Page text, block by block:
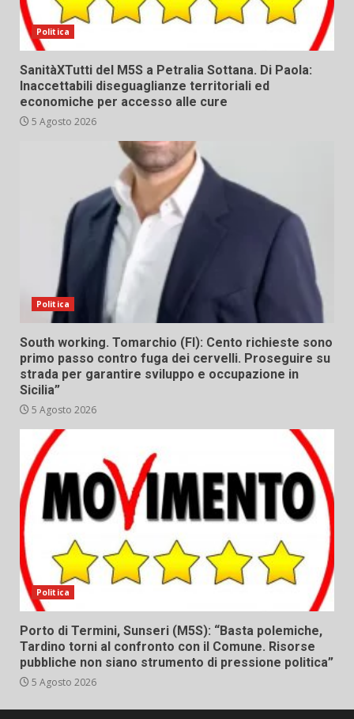
Politica
SanitàXTutti del M5S a Petralia Sottana. Di Paola:
Inaccettabili diseguaglianze territoriali ed
economiche per accesso alle cure
5 Agosto 2026
Politica
South working. Tomarchio (FI): Cento richieste sono
primo passo contro fuga dei cervelli. Proseguire su
strada per garantire sviluppo e occupazione in
Sicilia”
5 Agosto 2026
Politica
Porto di Termini, Sunseri (M5S): “Basta polemiche,
Tardino torni al confronto con il Comune. Risorse
pubbliche non siano strumento di pressione politica”
5 Agosto 2026